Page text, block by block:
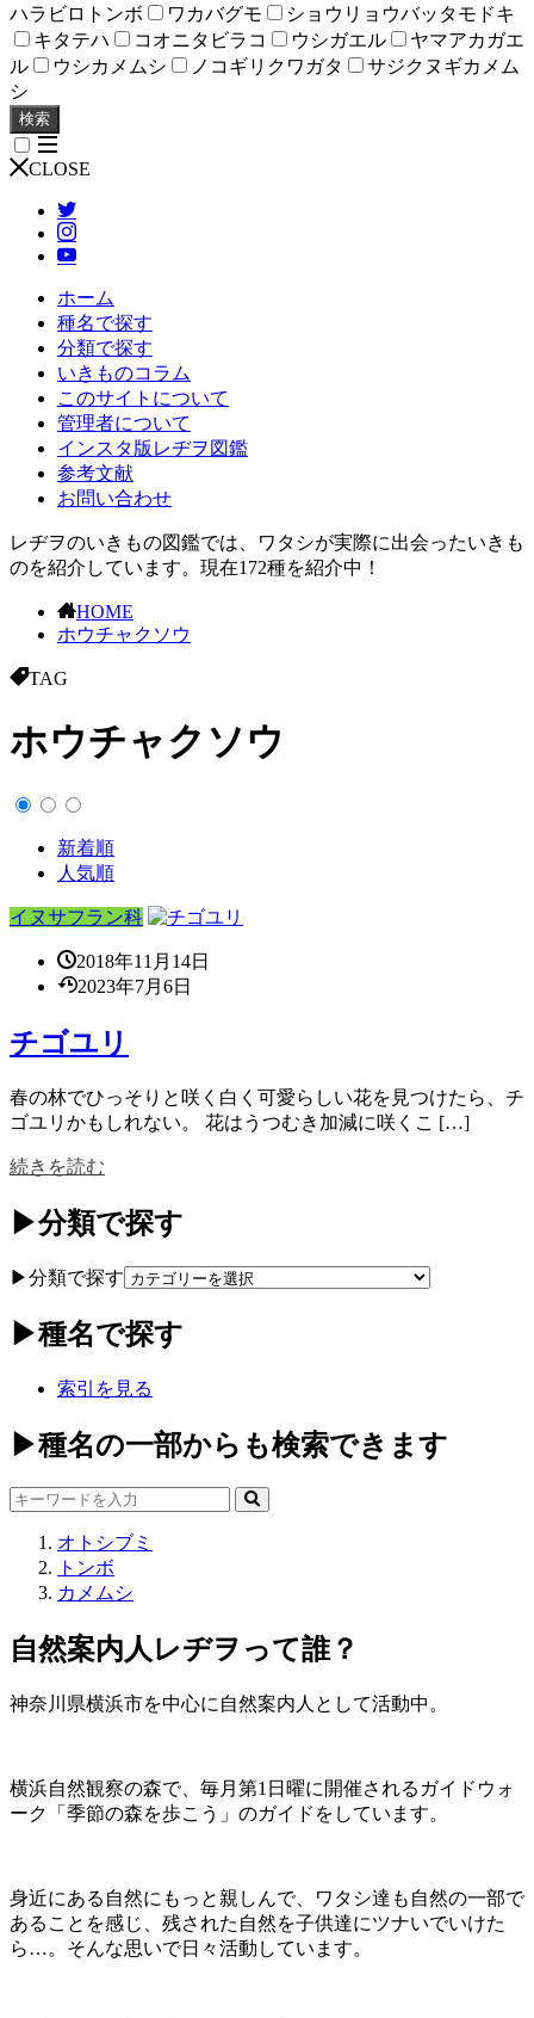
ハラビロトンボ ワカバグモ
ショウリョウバッタモドキ
キタテハ
コオニタビラコ ウシガエル
ヤマアカガエ
ル
ウシカメムシ ノコギリクワガタ
サジクヌギカメム
シ
検索
CLOSE
ホーム
種名で探す
分類で探す
いきものコラム
このサイトについて
管理者について
インスタ版レヂヲ図鑑
参考文献
お問い合わせ
レヂヲのいきもの図鑑では、ワタシが実際に出会ったいきも
のを紹介しています。現在172種を紹介中！
HOME
ホウチャクソウ
TAG
ホウチャクソウ
新着順
人気順
イヌサフラン科
2018年11月14日
2023年7月6日
チゴユリ
春の林でひっそりと咲く白く可愛らしい花を見つけたら、チ
ゴユリかもしれない。 花はうつむき加減に咲くこ […]
続きを読む
▶分類で探す
▶分類で探す
▶種名で探す
索引を見る
▶種名の一部からも検索できます
オトシブミ
トンボ
カメムシ
自然案内人レヂヲって誰？
神奈川県横浜市を中心に自然案内人として活動中。
横浜自然観察の森で、毎月第1日曜に開催されるガイドウォ
ーク「季節の森を歩こう」のガイドをしています。
身近にある自然にもっと親しんで、ワタシ達も自然の一部で
あることを感じ、残された自然を子供達にツナいでいけた
ら…。そんな思いで日々活動しています。